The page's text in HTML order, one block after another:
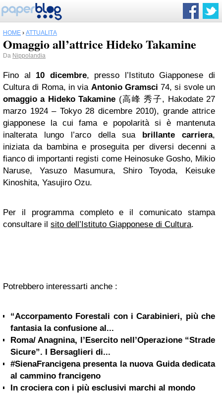
HOME › ATTUALITÀ
Omaggio all’attrice Hideko Takamine
Da Nippolandia
Fino al 10 dicembre, presso l’Istituto Giapponese di
Cultura di Roma, in via Antonio Gramsci 74, si svole un
omaggio a Hideko Takamine (高峰 秀子, Hakodate 27
marzo 1924 – Tokyo 28 dicembre 2010), grande attrice
giapponese la cui fama e popolarità si è mantenuta
inalterata lungo l’arco della suabrillante carriera,
iniziata da bambina e proseguita per diversi decenni a
fianco di importanti registi come Heinosuke Gosho, Mikio
Naruse, Yasuzo Masumura, Shiro Toyoda, Keisuke
Kinoshita, Yasujiro Ozu.
Per il programma completo e il comunicato stampa
consultare il sito dell’Istituto Giapponese di Cultura.
Potrebbero interessarti anche :
“Accorpamento Forestali con i Carabinieri, più che
fantasia la confusione al...
Roma/ Anagnina, l’Esercito nell’Operazione “Strade
Sicure”. I Bersaglieri di...
#SienaFrancigena presenta la nuova Guida dedicata
al cammino francigeno
In crociera con i più esclusivi marchi al mondo